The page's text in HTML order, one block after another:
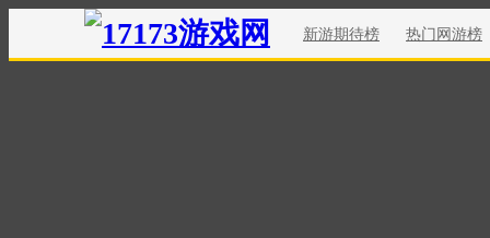
新游期待榜 热门网游榜